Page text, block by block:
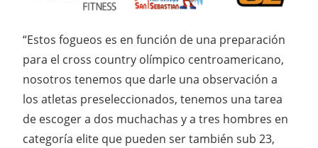
“Estos fogueos es en función de una preparación
para el cross country olímpico centroamericano,
nosotros tenemos que darle una observación a
los atletas preseleccionados, tenemos una tarea
de escoger a dos muchachas y a tres hombres en
categoría elite que pueden ser también sub 23,